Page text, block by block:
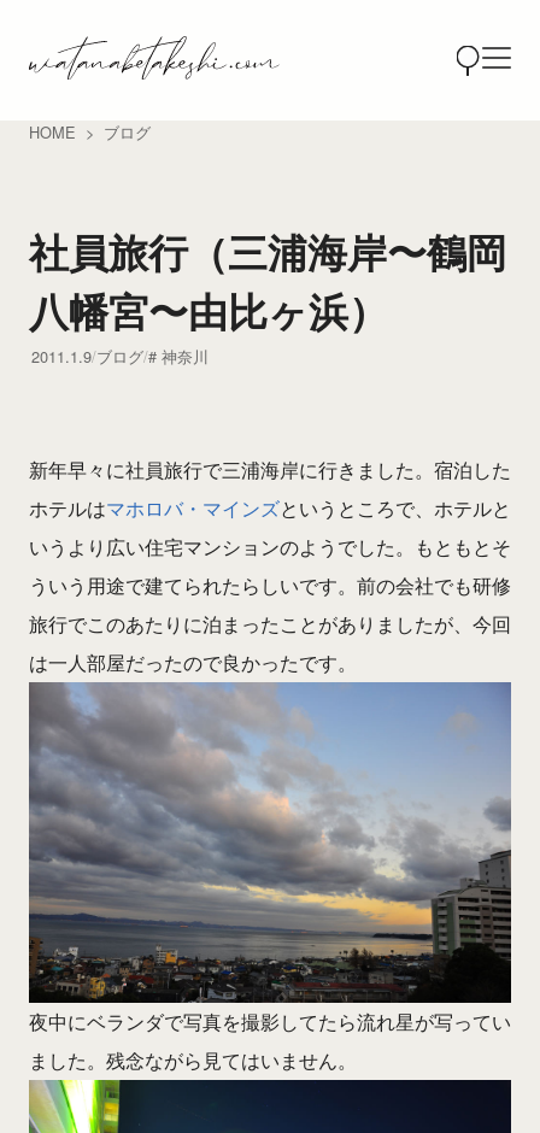
HOME ブログ
社員旅行（三浦海岸〜鶴岡
八幡宮〜由比ヶ浜）
2011.1.9 ブログ 神奈川
新年早々に社員旅行で三浦海岸に行きました。宿泊した
ホテルはマホロバ・マインズというところで、ホテルと
いうより広い住宅マンションのようでした。もともとそ
ういう用途で建てられたらしいです。前の会社でも研修
旅行でこのあたりに泊まったことがありましたが、今回
は一人部屋だったので良かったです。
夜中にベランダで写真を撮影してたら流れ星が写ってい
ました。残念ながら見てはいません。